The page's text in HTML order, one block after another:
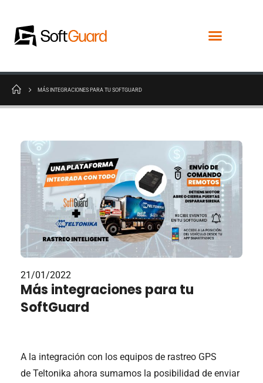
MÁS INTEGRACIONES PARA TU SOFTGUARD
21/01/2022
Más integraciones para tu
SoftGuard
A la integración con los equipos de rastreo GPS
de Teltonika ahora sumamos la posibilidad de enviar